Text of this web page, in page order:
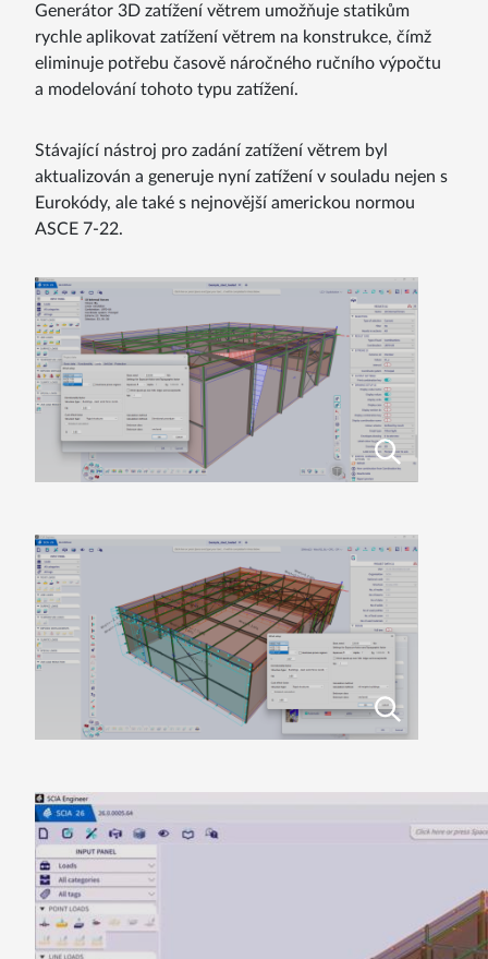
Generátor 3D zatížení větrem umožňuje statikům
rychle aplikovat zatížení větrem na konstrukce, čímž
eliminuje potřebu časově náročného ručního výpočtu
a modelování tohoto typu zatížení.
Stávající nástroj pro zadání zatížení větrem byl
aktualizován a generuje nyní zatížení v souladu nejen s
Eurokódy, ale také s nejnovější americkou normou
ASCE 7-22.